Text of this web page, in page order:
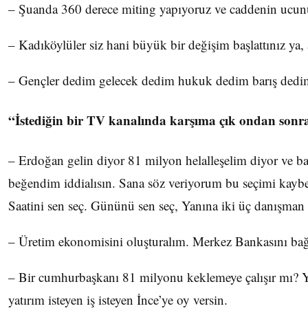
– Şuanda 360 derece miting yapıyoruz ve caddenin
– Kadıköylüler siz hani büyük bir değişim başlattınız ya,
– Gençler dedim gelecek dedim hukuk dedim barış
“İstediğin bir TV kanalında karşıma çık ondan
– Erdoğan gelin diyor 81 milyon helalleşelim diyor ve
beğendim iddialısın. Sana söz veriyorum bu seçimi
Saatini sen seç. Gününü sen seç, Yanına iki üç
– Üretim ekonomisini oluşturalım. Merkez Bankasını
– Bir cumhurbaşkanı 81 milyonu keklemeye çalışır
yatırım isteyen iş isteyen İnce’ye oy versin.